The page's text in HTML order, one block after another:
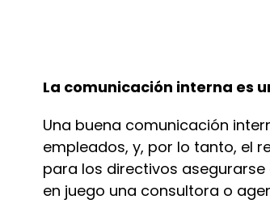
La comunicación interna es
Una buena comunicación
empleados, y, por lo tanto, el
para los directivos
en juego una consultora o